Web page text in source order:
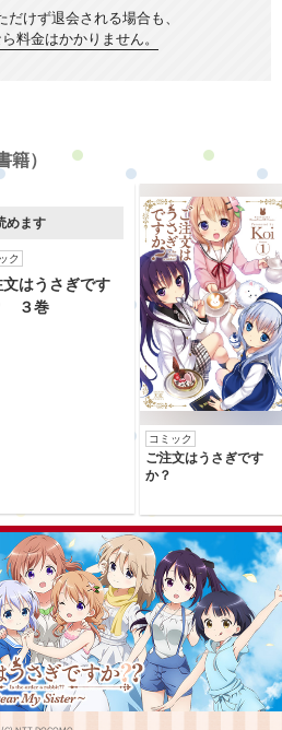
だけず退会される場合も、
料金はかかりません。
）
めます
ク
文はうさぎです
３巻
コミック
ご注文はうさぎです
か？